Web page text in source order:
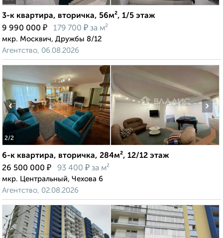
3-к квартира, вторичка, 56м², 1/5 этаж
9 990 000 ₽ 179 700 ₽ за м²
мкр. Москвич, Дружбы 8/12
Агентство, 06.08.2026
2/2
‹ ›
6-к квартира, вторичка, 284м², 12/12 этаж
26 500 000 ₽ 93 400 ₽ за м²
мкр. Центральный, Чехова 6
Агентство, 02.08.2026